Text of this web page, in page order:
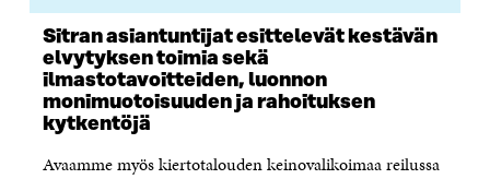
A
I
K
K
U
N
A
S
I
K
K
U
N
A
S
A
A
I
K
K
U
S
S
A
I
K
K
A
S
Sitran asiantuntijat esittelevät kestävän
elvytyksen toimia sekä
ilmastotavoitteiden, luonnon
monimuotoisuuden ja rahoituksen
kytkentöjä
Avaamme myös kiertotalouden keinovalikoimaa reilussa